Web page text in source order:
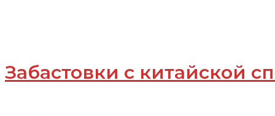
Забастовки с китайской